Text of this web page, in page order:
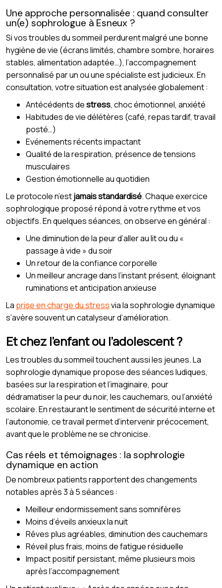
Une approche personnalisée : quand consulter
un(e) sophrologue à Esneux ?
Si vos troubles du sommeil perdurent malgré une bonne
hygiène de vie (écrans limités, chambre sombre, horaires
stables, alimentation adaptée…), l’accompagnement
personnalisé par un ou une spécialiste est judicieux. En
consultation, votre situation est analysée globalement :
Antécédents destress, choc émotionnel, anxiété
Habitudes de vie délétères (café, repas tardif, travail
posté…)
Evénements récents impactant
Qualité de la respiration, présence de tensions
musculaires
Gestion émotionnelle au quotidien
Le protocole n’estjamais standardisé. Chaque exercice
sophrologique proposé répond à votre rythme et vos
objectifs. En quelques séances, on observe en général :
Une diminution de la peur d’aller au lit ou du «
passage à vide » du soir
Un retour de la confiance corporelle
Un meilleur ancrage dans l’instant présent, éloignant
ruminations et anticipation anxieuse
La prise en charge du stressvia la sophrologie dynamique
s’avère souvent un catalyseur d’amélioration.
Et chez l’enfant ou l’adolescent ?
Les troubles du sommeil touchent aussi les jeunes. La
sophrologie dynamique propose des séances ludiques,
basées sur la respiration et l’imaginaire, pour
dédramatiser la peur du noir, les cauchemars, ou l’anxiété
scolaire. En restaurant le sentiment de sécurité interne et
l’autonomie, ce travail permet d’intervenir précocement,
avant que le problème ne se chronicise.
Cas réels et témoignages : la sophrologie
dynamique en action
De nombreux patients rapportent des changements
notables après 3 à 5 séances :
Meilleur endormissement sans somnifères
Moins d’éveils anxieux la nuit
Rêves plus agréables, diminution des cauchemars
Réveil plus frais, moins de fatigue résiduelle
Impact positif persistant, même plusieurs mois
après l’accompagnement